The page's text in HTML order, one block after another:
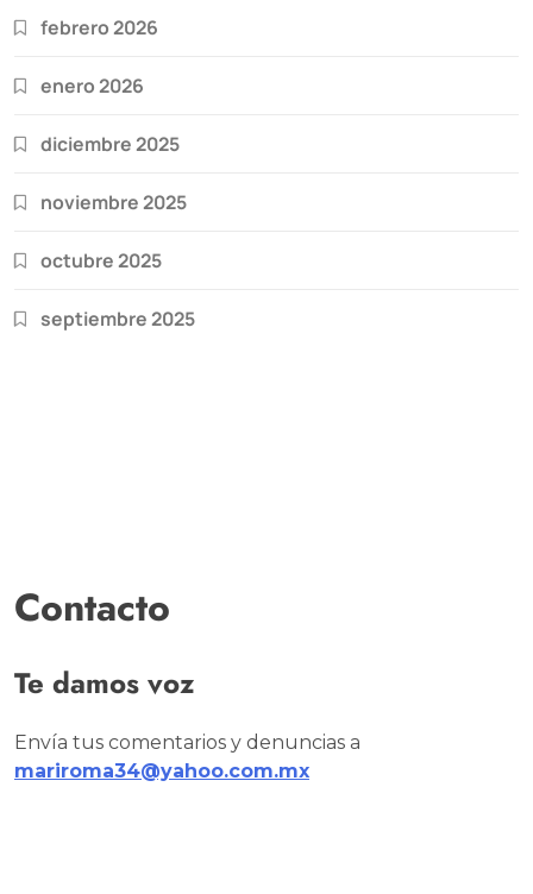
febrero 2026
enero 2026
diciembre 2025
noviembre 2025
octubre 2025
septiembre 2025
Contacto
Te damos voz
Envía tus comentarios y denuncias a
mariroma34@yahoo.com.mx